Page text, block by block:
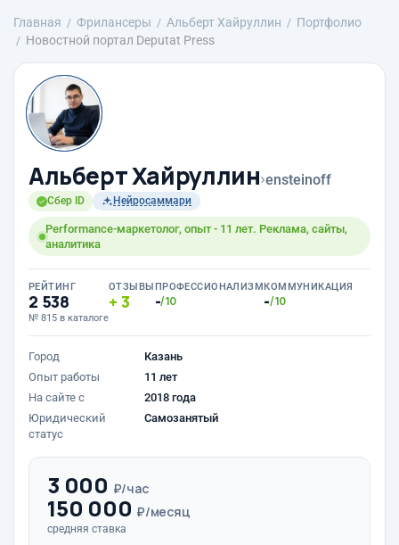
Главная Фрилансеры Альберт Хайруллин
Портфолио
Новостной портал Deputat Press
Альберт Хайруллин›ensteinoff
Сбер ID Нейросаммари
Performance-маркетолог, опыт - 11 лет. Реклама, сайты,
аналитика
РЕЙТИНГ
2 538
№ 815 в каталоге
ОТЗЫВЫ
3
ПРОФЕССИОНАЛИЗМ
-/10
КОММУНИКАЦИЯ
-/10
Город
Казань
Опыт работы
11 лет
На сайте с
2018 года
Юридический
статус
Самозанятый
3 000 ₽/час
150 000 ₽/месяц
средняя ставка